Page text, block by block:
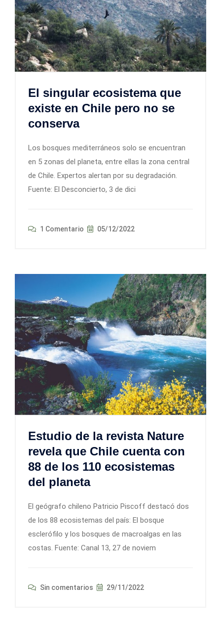
El singular ecosistema que
existe en Chile pero no se
conserva
Los bosques mediterráneos solo se encuentran
en 5 zonas del planeta, entre ellas la zona central
de Chile. Expertos alertan por su degradación.
Fuente: El Desconcierto, 3 de dici
1 Comentario 05/12/2022
Estudio de la revista Nature
revela que Chile cuenta con
88 de los 110 ecosistemas
del planeta
El geógrafo chileno Patricio Piscoff destacó dos
de los 88 ecosistemas del país: El bosque
esclerófilo y los bosques de macroalgas en las
costas. Fuente: Canal 13, 27 de noviem
Sin comentarios 29/11/2022